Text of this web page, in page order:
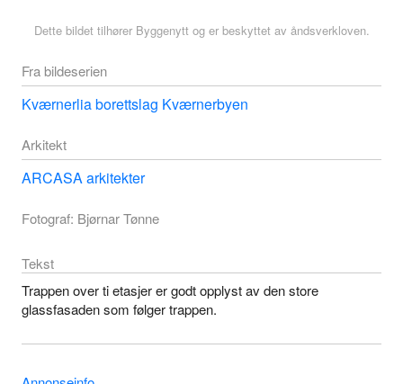
Dette bildet tilhører Byggenytt og er beskyttet av åndsverkloven.
Fra bildeserien
Kværnerlia borettslag Kværnerbyen
Arkitekt
ARCASA arkitekter
Fotograf: Bjørnar Tønne
Tekst
Trappen over ti etasjer er godt opplyst av den store
glassfasaden som følger trappen.